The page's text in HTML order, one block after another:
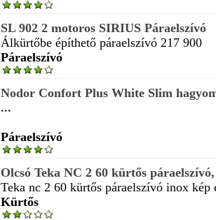
SL 902 2 motoros SIRIUS Páraelszívó
Álkürtőbe építhető páraelszívó 217 900
Páraelszívó
Nodor Confort Plus White Slim
...
Páraelszívó
Olcsó Teka NC 2 60 kürtős
Teka nc 2 60 kürtős páraelszívó inox kép
Kürtős